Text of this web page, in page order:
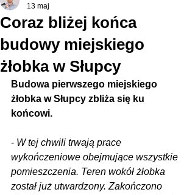
Coraz bliżej końca
budowy miejskiego
żłobka w Słupcy
13 maj
Budowa pierwszego miejskiego
żłobka w Słupcy zbliża się ku
końcowi.
- W tej chwili trwają prace
wykończeniowe obejmujące wszystkie
pomieszczenia. Teren wokół żłobka
został już utwardzony. Zakończono